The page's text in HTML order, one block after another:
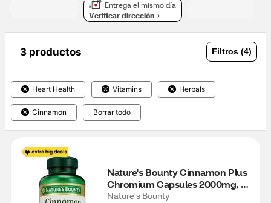
Entrega el mismo día
Verificar dirección
3 productos Filtros (4)
Heart Health Vitamins Herbals
Cinnamon Borrar todo
Nature's Bounty Cinnamon Plus
Chromium Capsules 2000mg,
60CT
Nature's Bounty